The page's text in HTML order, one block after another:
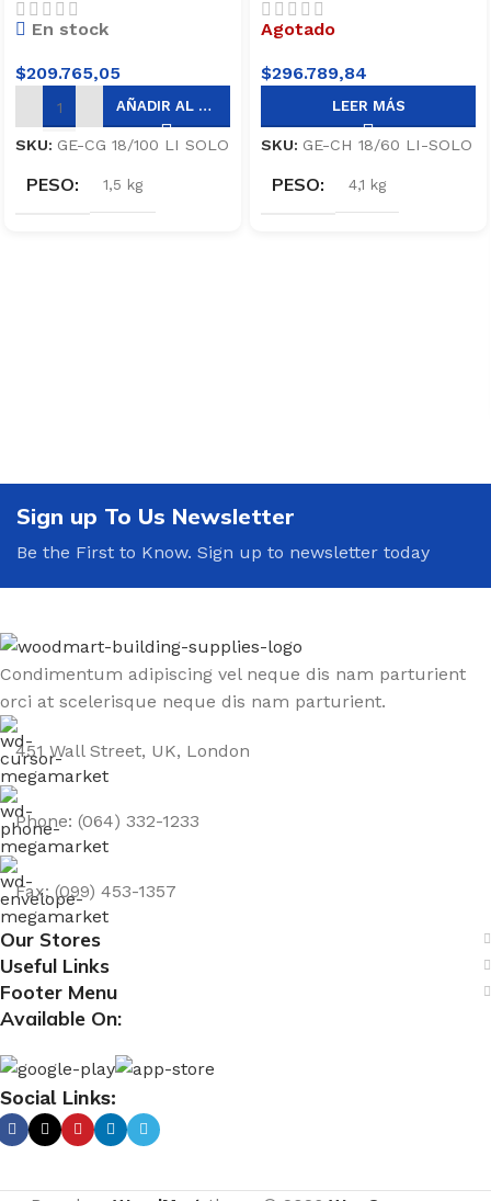
CG 18 li – solo
En stock
$209.765,05
AÑADIR AL CARRITO
SKU: GE-CG 18/100 LI SOLO
PESO 1,5 kg
Solo
Agotado
$296.789,84
LEER MÁS
SKU: GE-CH 18/60 LI-SOLO
PESO 4,1 kg
Sign up To Us Newsletter
Be the First to Know. Sign up to newsletter today
Condimentum adipiscing vel neque dis nam parturient
orci at scelerisque neque dis nam parturient.
451 Wall Street, UK, London
Phone: (064) 332-1233
Fax: (099) 453-1357
Our Stores
Useful Links
Footer Menu
Available On:
Social Links: